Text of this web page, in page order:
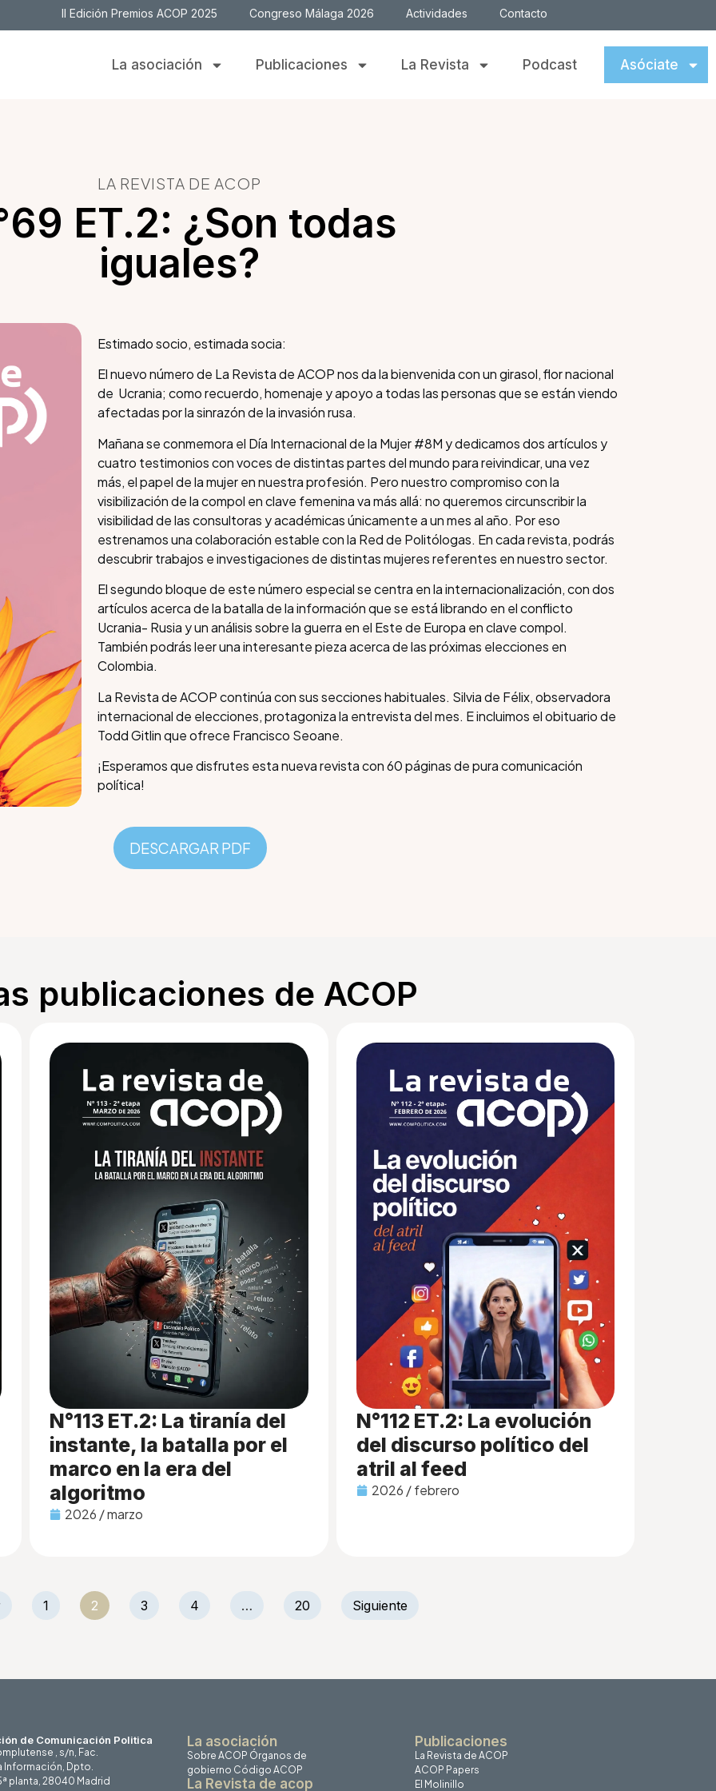
II Edición Premios ACOP 2025 Congreso Málaga 2026 Actividades Contacto
La asociación Publicaciones La Revista Podcast Asóciate
LA REVISTA DE ACOP
ET.2: ¿Son todas
iguales?
Estimado socio, estimada socia:
El nuevo número de La Revista de ACOP nos da la bienvenida con un girasol, flor nacional
de Ucrania; como recuerdo, homenaje y apoyo a todas las personas que se están viendo
afectadas por la sinrazón de la invasión rusa.
Mañana se conmemora el Día Internacional de la Mujer #8M y dedicamos dos artículos y
cuatro testimonios con voces de distintas partes del mundo para reivindicar, una vez
más, el papel de la mujer en nuestra profesión. Pero nuestro compromiso con la
visibilización de la compol en clave femenina va más allá: no queremos circunscribir la
visibilidad de las consultoras y académicas únicamente a un mes al año. Por eso
estrenamos una colaboración estable con la Red de Politólogas. En cada revista, podrás
descubrir trabajos e investigaciones de distintas mujeres referentes en nuestro sector.
El segundo bloque de este número especial se centra en la internacionalización, con dos
artículos acerca de la batalla de la información que se está librando en el conflicto
Ucrania- Rusia y un análisis sobre la guerra en el Este de Europa en clave compol.
También podrás leer una interesante pieza acerca de las próximas elecciones en
Colombia.
La Revista de ACOP continúa con sus secciones habituales. Silvia de Félix, observadora
internacional de elecciones, protagoniza la entrevista del mes. E incluimos el obituario de
Todd Gitlin que ofrece Francisco Seoane.
¡Esperamos que disfrutes esta nueva revista con 60 páginas de pura comunicación
política!
DESCARGAR PDF
publicaciones de ACOP
N°113 ET.2: La tiranía del
instante, la batalla por el
marco en la era del
algoritmo
2026 / marzo
N°112 ET.2: La evolución
del discurso político del
atril al feed
2026 / febrero
1 2 3 4 … 20 Siguiente
de Comunicación Politica
, s/n, Fac.
Información, Dpto.
planta, 28040 Madrid
La asociación
Sobre ACOP Órganos de
gobierno Código ACOP
La Revista de acop
Publicaciones
La Revista de ACOP
ACOP Papers
El Molinillo